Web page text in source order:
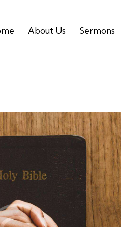
About Us Sermons